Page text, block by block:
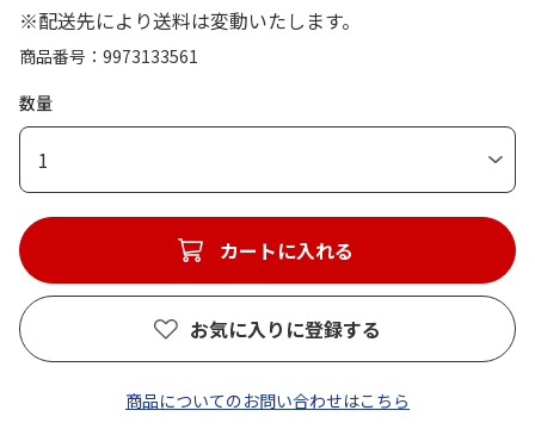
※配送先により送料は変動いたします。
商品番号
9973133561
数量
1
カートに入れる
お気に入りに登録する
商品についてのお問い合わせはこちら